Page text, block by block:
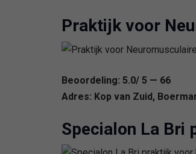
Praktijk voor
Beoordeling: 5.0/ 5 — 66
Adres: Kop van Zuid,
Specialon La Bri